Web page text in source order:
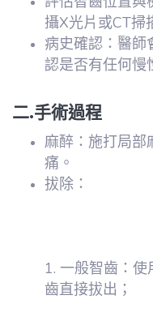
攝X光片或CT掃
病史確認：醫師
認是否有任何慢
二.手術過程
麻醉：施打局部
痛。
拔
1. 一般智齒：使
齒直